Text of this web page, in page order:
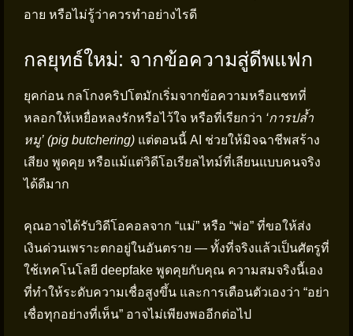
อาย หรือไม่รู้ว่าควรทำอย่างไรดี
กลยุทธ์ใหม่: จากข้อความสู่ดีพแฟก
ยุคก่อน กลโกงคริปโตมักเริ่มจากข้อความหรือแชทที่
หลอกให้เหยื่อหลงรักหรือไว้ใจ หรือที่เรียกว่า ‘การปล้ำ
หมู’ (pig butchering) แต่ตอนนี้ AI ช่วยให้มิจฉาชีพสร้าง
เสียง พูดคุย หรือแม้แต่วิดีโอเรียลไทม์ที่เลียนแบบคนจริง
ได้ดีมาก
คุณอาจได้รับวิดีโอคอลจาก “แม่” หรือ “พ่อ” ที่ขอให้ส่ง
เงินด่วนเพราะตกอยู่ในอันตราย — ทั้งที่จริงแล้วเป็นศัตรูที่
ใช้เทคโนโลยี deepfake พูดคุยกับคุณ ความสมจริงนี้เอง
ที่ทำให้ระดับความเชื่อสูงขึ้น และการเตือนตัวเองว่า “อย่า
เชื่อทุกอย่างที่เห็น” อาจไม่เพียงพออีกต่อไป